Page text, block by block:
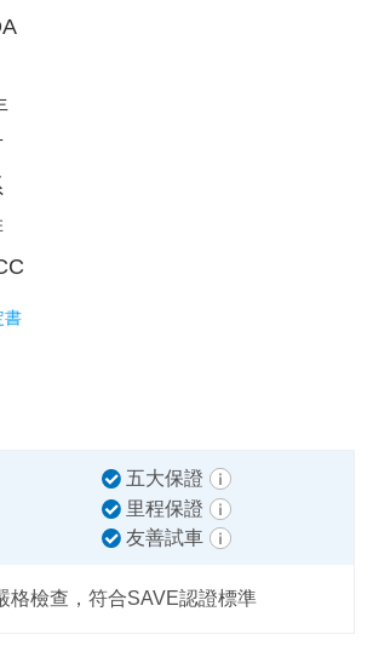
書
五大保證
里程保證
友善試車
格檢查，符合SAVE認證標準